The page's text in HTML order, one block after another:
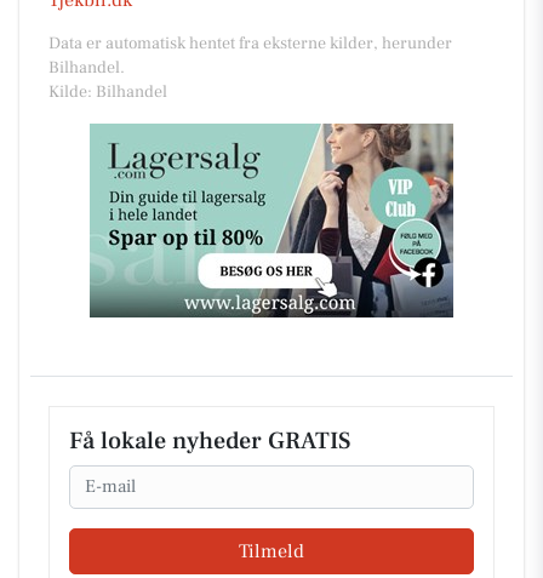
Data er automatisk hentet fra eksterne kilder, herunder
Bilhandel.
Kilde: Bilhandel
Få lokale nyheder GRATIS
Email
Tilmeld